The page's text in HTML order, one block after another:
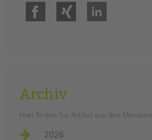
Datenschutz
Hinweisgebersystem
Facebook
Archiv
Hier finden Sie Artikel aus den Monaten
2026